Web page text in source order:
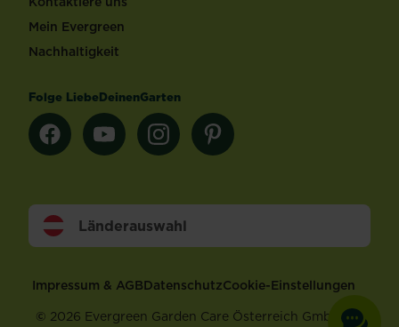
Mein Evergreen
Nachhaltigkeit
Folge LiebeDeinenGarten
Länderauswahl
Footer
Impressum & AGBDatenschutzCookie-Einstellungen
© 2026 Evergreen Garden Care Österreich GmbH